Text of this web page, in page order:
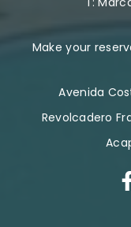
Make your
Avenida
Revolcadero